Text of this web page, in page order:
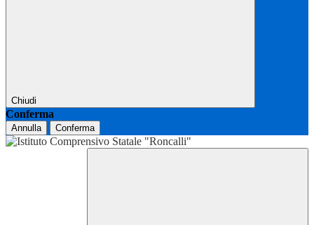
Chiudi
Conferma
Annulla Conferma